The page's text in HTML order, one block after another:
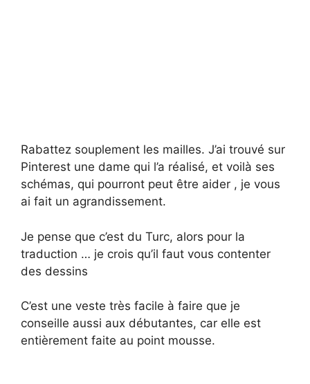
Rabattez souplement les mailles. J’ai trouvé sur
Pinterest une dame qui l’a réalisé, et voilà ses
schémas, qui pourront peut être aider , je vous
ai fait un agrandissement.
Je pense que c’est du Turc, alors pour la
traduction … je crois qu’il faut vous contenter
des dessins
C’est une veste très facile à faire que je
conseille aussi aux débutantes, car elle est
entièrement faite au point mousse.